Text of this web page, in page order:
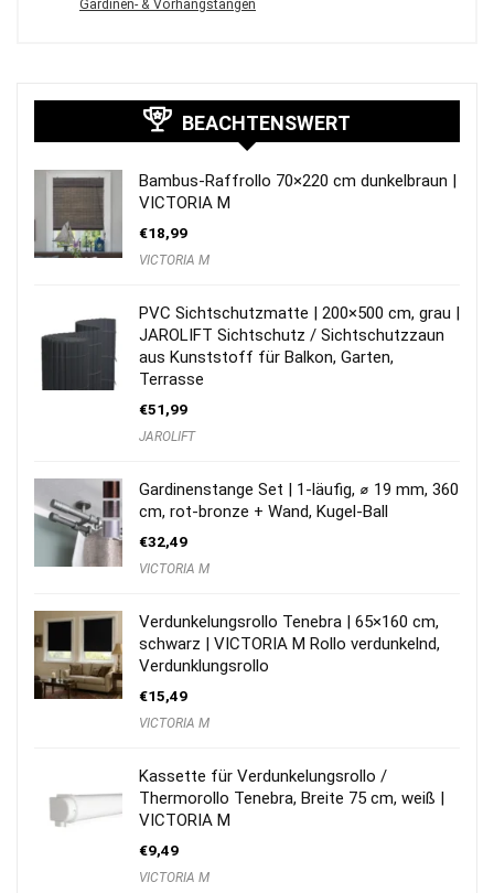
Gardinen- & Vorhangstangen
BEACHTENSWERT
Bambus-Raffrollo 70×220 cm dunkelbraun |
VICTORIA M
€18,99
VICTORIA M
PVC Sichtschutzmatte | 200×500 cm, grau |
JAROLIFT Sichtschutz / Sichtschutzzaun
aus Kunststoff für Balkon, Garten,
Terrasse
€51,99
JAROLIFT
Gardinenstange Set | 1-läufig, ⌀ 19 mm, 360
cm, rot-bronze + Wand, Kugel-Ball
€32,49
VICTORIA M
Verdunkelungsrollo Tenebra | 65×160 cm,
schwarz | VICTORIA M Rollo verdunkelnd,
Verdunklungsrollo
€15,49
VICTORIA M
Kassette für Verdunkelungsrollo /
Thermorollo Tenebra, Breite 75 cm, weiß |
VICTORIA M
€9,49
VICTORIA M